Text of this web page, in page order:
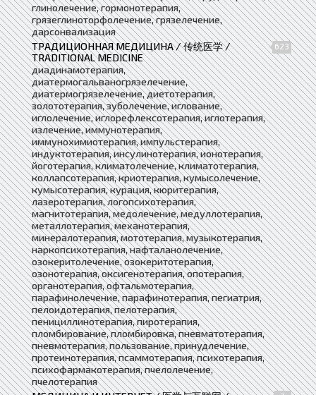
глинолечение, гормонотерапия,
грязеглиноторфолечение, грязелечение,
дарсонвализация
ТРАДИЦИОННАЯ МЕДИЦИНА / 传统医学 /
TRADITIONAL MEDICINE
623
диадинамотерапия,
диатермогальваногрязелечение,
диатермогрязелечение, диетотерапия,
золототерапия, зуболечение, иглование,
иглолечение, иглорефлексотерапия, иглотерапия,
излечение, иммунотерапия,
иммунохимиотерапия, импульстерапия,
индуктотерапия, инсулинотерапия, ионотерапия,
йоготерапия, климатолечение, климатотерапия,
коллапсотерапия, криотерапия, кумысолечение,
кумысотерапия, курация, кюритерапия,
лазеротерапия, логопсихотерапия,
магнитотерапия, медолечение, медуллотерапия,
металлотерапия, механотерапия,
минералотерапия, мототерапия, музыкотерапия,
наркопсихотерапия, нафталанолечение,
озокеритолечение, озокеритотерапия,
озонотерапия, оксигенотерапия, опотерапия,
органотерапия, офтальмотерапия,
парафинолечение, парафинотерапия, пегиатрия,
пелоидотерапия, пелотерапия,
пенициллинотерапия, пиротерапия,
пломбирование, пломбировка, пневматотерапия,
пневмотерапия, пользование, принудлечение,
протеинотерапия, псаммотерапия, психотерапия,
психофармакотерапия, пчелолечение,
пчелотерапия